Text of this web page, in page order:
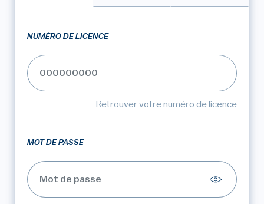
NUMÉRO DE LICENCE
Retrouver votre numéro de licence
MOT DE PASSE